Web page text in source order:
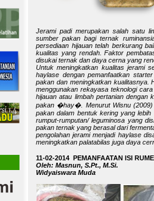
Jerami padi merupakan salah satu
sumber pakan bagi ternak
persediaan hijauan telah berkurang
kualitas yang rendah. Faktor
disukai ternak dan daya cerna yang
Untuk meningkatkan kualitas jerami
haylase dengan pemanfaatkan
pakan dan meningkatkan kualitasnya.
menggunakan rekayasa teknologi
hijauan atau limbah pertanian dengan
pakan �hay�. Menurut Wisnu (2009)
pakan dalam bentuk kering yang
rumput-rumputan/ leguminosa yang
pakan ternak yang berasal dari
pengolahan jerami menjadi haylase
meningkatkan palatabilas juga daya
11-02-2014 PEMANFAATAN ISI
Oleh: Masnun, S.Pt., M.Si.
Widyaiswara Muda